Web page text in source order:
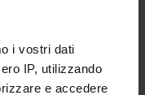
i vostri dati
IP, utilizzando
e accedere